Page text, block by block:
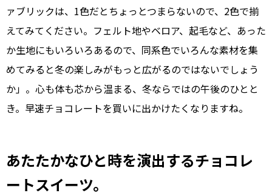
ァブリックは、1色だとちょっとつまらないので、2色で揃
えてみてください。フェルト地やベロア、起毛など、あった
か生地にもいろいろあるので、同系色でいろんな素材を集
めてみると冬の楽しみがもっと広がるのではないでしょう
か」。心も体も芯から温まる、冬ならではの午後のひとと
き。早速チョコレートを買いに出かけたくなりますね。
あたたかなひと時を演出するチョコレ
ートスイーツ。